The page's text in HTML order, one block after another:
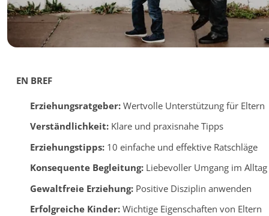
EN BREF
Erziehungsratgeber:Wertvolle Unterstützung für Eltern
Verständlichkeit:Klare und praxisnahe Tipps
Erziehungstipps:10 einfache und effektive Ratschläge
Konsequente Begleitung:Liebevoller Umgang im Alltag
Gewaltfreie Erziehung:Positive Disziplin anwenden
Erfolgreiche Kinder:Wichtige Eigenschaften von Eltern